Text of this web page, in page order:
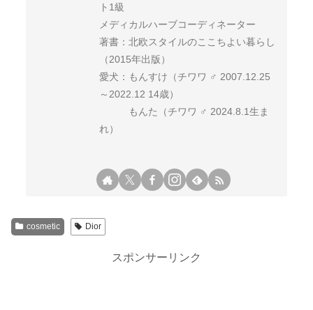
ト1級
メディカルハーブコーディネーター
著書：北欧スタイルのここちよい暮らし
（2015年出版）
愛犬：もんすけ（チワワ ♂ 2007.12.25
～2022.12 14歳）
もんた（チワワ ♂ 2024.8.1生ま
れ）
cosmetic Dior
スポンサーリンク